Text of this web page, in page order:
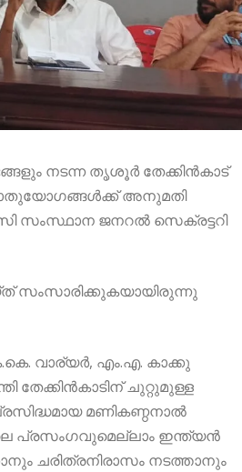
നടന്ന തൃശൂർ തേക്കിൻകാട്
അനുമതി
സംസ്ഥാന ജനറൽ സെക്രട്ടറി
സംസാരിക്കുകയായിരുന്നു
വാര്യർ, എം.എ. കാക്കു
തേക്കിൻകാടിന് ചുറ്റുമുള്ള
മണികണ്ഠനാൽ
പ്രസംഗവുമെല്ലാം ഇന്ത്യൻ
ചരിത്രനിരാസം നടത്താനും